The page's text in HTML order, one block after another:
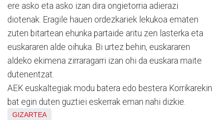
ere asko eta asko izan dira ongietorria adierazi
diotenak. Eragile hauen ordezkariek lekukoa ematen
zuten bitartean ehunka partaide aritu zen lasterka eta
euskararen alde oihuka. Bi urtez behin, euskararen
aldeko ekimena zirraragarri izan ohi da euskara maite
dutenentzat.
AEK euskaltegiak modu batera edo bestera Korrikarekin
bat egin duten guztiei eskerrak eman nahi dizkie.
GIZARTEA